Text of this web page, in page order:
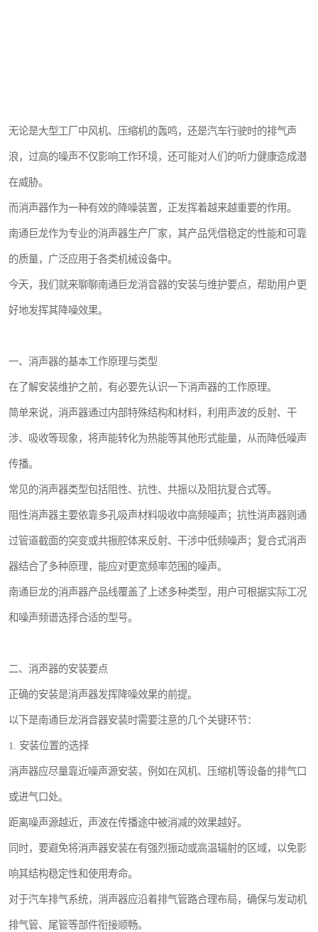
无论是大型工厂中风机、压缩机的轰鸣，还是汽车行驶时的排气声
浪，过高的噪声不仅影响工作环境，还可能对人们的听力健康造成潜
在威胁。
而消声器作为一种有效的降噪装置，正发挥着越来越重要的作用。
南通巨龙作为专业的消声器生产厂家，其产品凭借稳定的性能和可靠
的质量，广泛应用于各类机械设备中。
今天，我们就来聊聊南通巨龙消音器的安装与维护要点，帮助用户更
好地发挥其降噪效果。
一、消声器的基本工作原理与类型
在了解安装维护之前，有必要先认识一下消声器的工作原理。
简单来说，消声器通过内部特殊结构和材料，利用声波的反射、干
涉、吸收等现象，将声能转化为热能等其他形式能量，从而降低噪声
传播。
常见的消声器类型包括阻性、抗性、共振以及阻抗复合式等。
阻性消声器主要依靠多孔吸声材料吸收中高频噪声；抗性消声器则通
过管道截面的突变或共振腔体来反射、干涉中低频噪声；复合式消声
器结合了多种原理，能应对更宽频率范围的噪声。
南通巨龙的消声器产品线覆盖了上述多种类型，用户可根据实际工况
和噪声频谱选择合适的型号。
二、消声器的安装要点
正确的安装是消声器发挥降噪效果的前提。
以下是南通巨龙消音器安装时需要注意的几个关键环节：
1. 安装位置的选择
消声器应尽量靠近噪声源安装，例如在风机、压缩机等设备的排气口
或进气口处。
距离噪声源越近，声波在传播途中被消减的效果越好。
同时，要避免将消声器安装在有强烈振动或高温辐射的区域，以免影
响其结构稳定性和使用寿命。
对于汽车排气系统，消声器应沿着排气管路合理布局，确保与发动机
排气管、尾管等部件衔接顺畅。